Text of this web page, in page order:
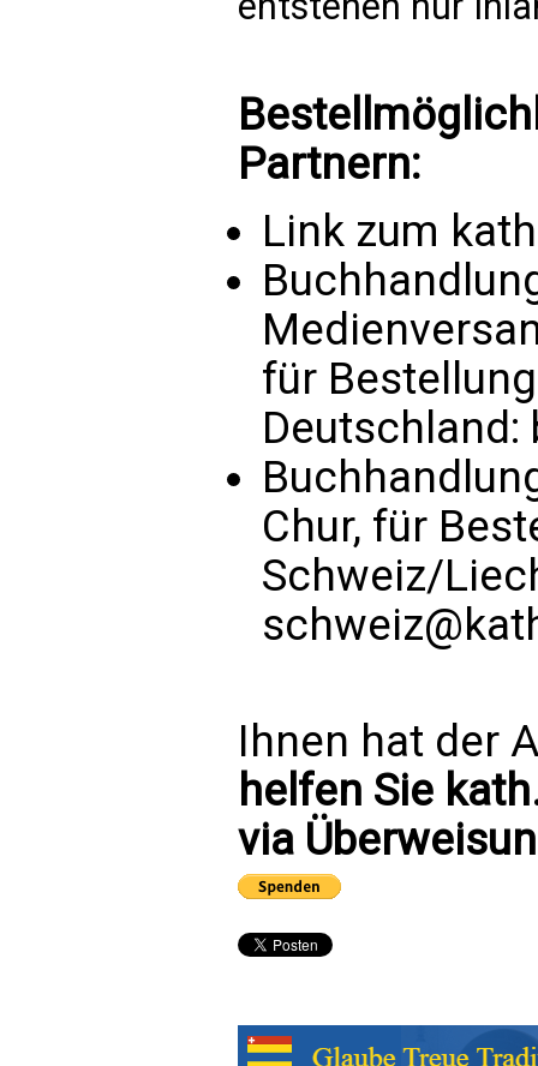
Partnern:
Link zum
für
Deutschland:
Chur, für
Schweiz/
Ihnen hat der
helfen Sie
via